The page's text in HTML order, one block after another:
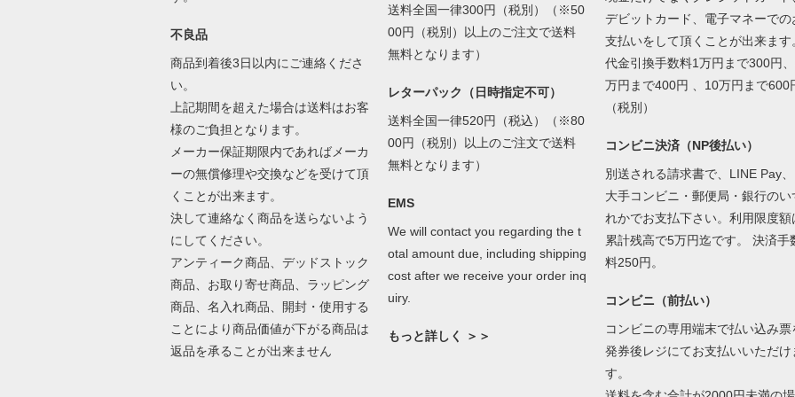
不良品
商品到着後3日以内にご連絡くださ
い。
上記期間を超えた場合は送料はお客
様のご負担となります。
メーカー保証期限内であればメーカ
ーの無償修理や交換などを受けて頂
くことが出来ます。
決して連絡なく商品を送らないよう
にしてください。
アンティーク商品、デッドストック
商品、お取り寄せ商品、ラッピング
商品、名入れ商品、開封・使用する
ことにより商品価値が下がる商品は
返品を承ることが出来ません
送料全国一律300円（税別）（※50
00円（税別）以上のご注文で送料
無料となります）
レターパック（日時指定不可）
送料全国一律520円（税込）（※80
00円（税別）以上のご注文で送料
無料となります）
EMS
We will contact you regarding the t
otal amount due, including shipping
cost after we receive your order inq
uiry.
もっと詳しく ＞＞
デビットカード、電子マネーでの
支払いをして頂くことが出来ます
代金引換手数料1万円まで300円
万円まで400円 、10万円まで600
（税別）
コンビニ決済（NP後払い）
別送される請求書で、LINE Pay、
大手コンビニ・郵便局・銀行のい
れかでお支払下さい。利用限度額
累計残高で5万円迄です。 決済手
料250円。
コンビニ（前払い）
コンビニの専用端末で払い込み票
発券後レジにてお支払いいただけ
す。